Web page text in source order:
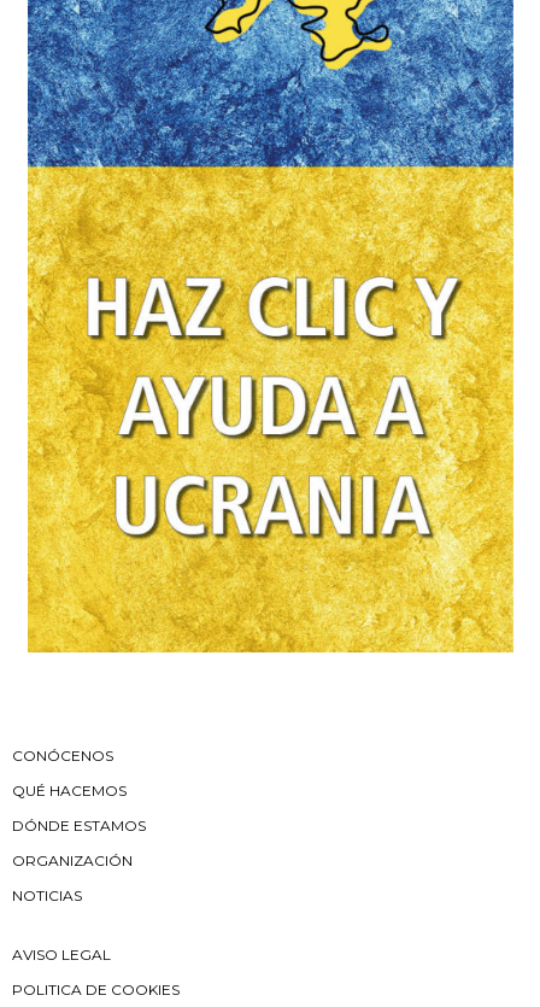
CONÓCENOS
QUÉ HACEMOS
DÓNDE ESTAMOS
ORGANIZACIÓN
NOTICIAS
AVISO LEGAL
POLITICA DE COOKIES